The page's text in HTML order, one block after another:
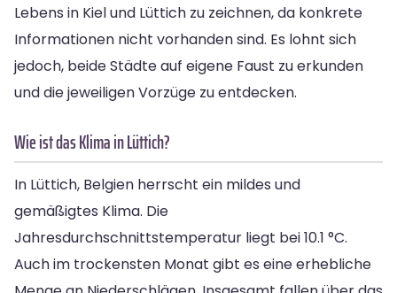
Lebens in Kiel und Lüttich zu zeichnen, da konkrete
Informationen nicht vorhanden sind. Es lohnt sich
jedoch, beide Städte auf eigene Faust zu erkunden
und die jeweiligen Vorzüge zu entdecken.
Wie ist das Klima in Lüttich?
In Lüttich, Belgien herrscht ein mildes und
gemäßigtes Klima. Die
Jahresdurchschnittstemperatur liegt bei 10.1 °C.
Auch im trockensten Monat gibt es eine erhebliche